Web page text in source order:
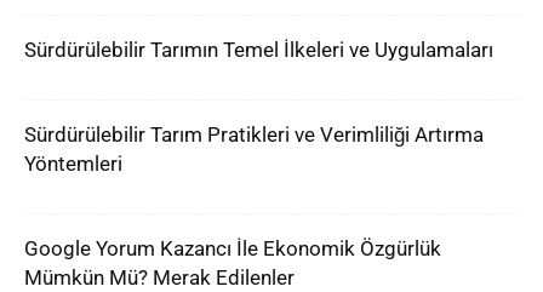
Sürdürülebilir Tarımın Temel İlkeleri ve Uygulamaları
Sürdürülebilir Tarım Pratikleri ve Verimliliği Artırma
Yöntemleri
Google Yorum Kazancı İle Ekonomik Özgürlük
Mümkün Mü? Merak Edilenler